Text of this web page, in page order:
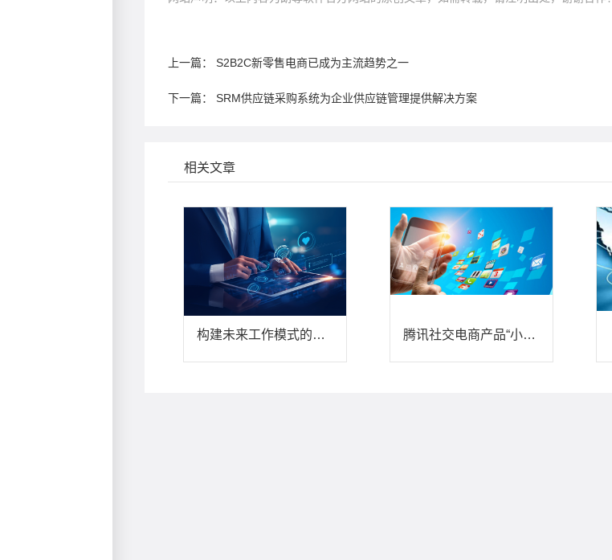
上一篇： S2B2C新零售电商已成为主流趋势之一
下一篇： SRM供应链采购系统为企业供应链管理提供解决方案
相关文章
构建未来工作模式的核心组件：积分商城驱动企业迈向体验式管理 腾讯社交电商产品“小鹅拼拼”失败在哪？